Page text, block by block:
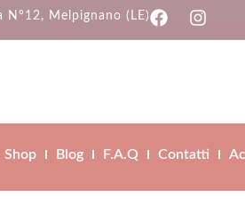
N°12, Melpignano (LE)
Shop Blog F.A.Q Contatti